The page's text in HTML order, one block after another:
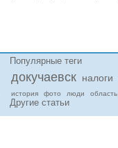
Популярные теги
докучаевск налоги
история фото люди область
Другие статьи